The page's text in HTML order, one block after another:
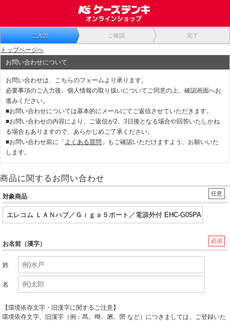
ご入力 ご確認 完了
トップページへ
お問い合わせについて
お問い合わせは、こちらのフォームより承ります。
必要事項のご入力後、個人情報の取り扱いについてご同意の上、確認画面へお
進みください。
■お問い合わせについては基本的にメールにてご返信させていただきます。
■お問い合わせの内容により、ご返信が2、3日後となる場合や回答いたしかね
る場合もありますので、あらかじめご了承ください。
■お問い合わせ前に「 よくある質問 」もご確認いただけますよう、お願いいた
します。
商品に関するお問い合わせ
任意
対象商品
必須
お名前（漢字）
姓
名
【環境依存文字・旧漢字に関するご注意】
環境依存文字、旧漢字（例：
など）につきましては、ご登録いた